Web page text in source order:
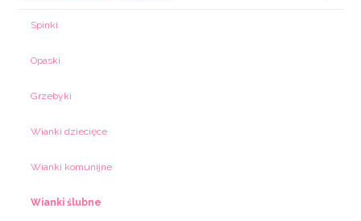
Spinki
Opaski
Grzebyki
Wianki dziecięce
Wianki komunijne
Wianki ślubne